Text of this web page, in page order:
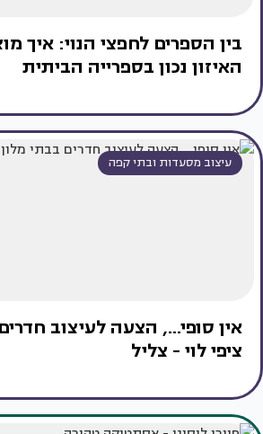
בין הספרים לחפצי הנוי: איך
האיזון נכון בספרייה הביתית
עיצוב מסעדות ובתי קפה
אין סופי..., הצעה לעיצוב
ציפי לוי - צליל